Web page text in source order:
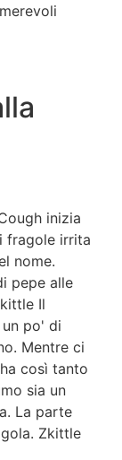
inizia
fragole irrita
nome.
pepe alle
Il
po' di
Mentre ci
così tanto
sia un
La parte
Zkittle